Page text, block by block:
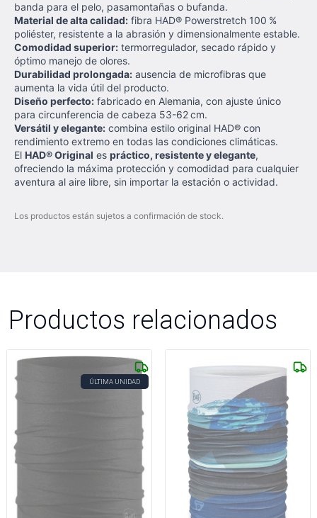
banda para el pelo, pasamontañas o bufanda.
Material de alta calidad: fibra HAD® Powerstretch 100 %
poliéster, resistente a la abrasión y dimensionalmente estable.
Comodidad superior: termorregulador, secado rápido y
óptimo manejo de olores.
Durabilidad prolongada: ausencia de microfibras que
aumenta la vida útil del producto.
Diseño perfecto: fabricado en Alemania, con ajuste único
para circunferencia de cabeza 53-62 cm.
Versátil y elegante: combina estilo original HAD® con
rendimiento extremo en todas las condiciones climáticas.
El HAD® Original es práctico, resistente y elegante,
ofreciendo la máxima protección y comodidad para cualquier
aventura al aire libre, sin importar la estación o actividad.
Los productos están sujetos a confirmación de stock.
Productos relacionados
ÚLTIMA UNIDAD